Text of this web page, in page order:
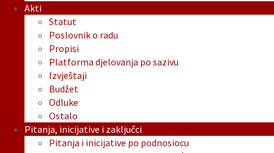
Akti
Statut
Poslovnik o radu
Propisi
Platforma djelovanja po sazivu
Izvještaji
Budžet
Odluke
Ostalo
Pitanja, inicijative i zaključci
Pitanja i inicijative po podnosiocu